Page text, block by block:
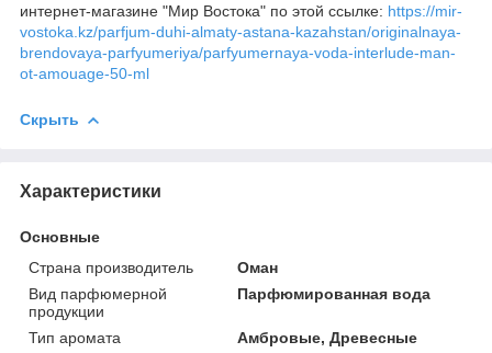
интернет-магазине "Мир Востока" по этой ссылке: https://mir-
vostoka.kz/parfjum-duhi-almaty-astana-kazahstan/originalnaya-
brendovaya-parfyumeriya/parfyumernaya-voda-interlude-man-
ot-amouage-50-ml
Скрыть
Характеристики
Основные
Страна производитель
Оман
Вид парфюмерной
продукции
Парфюмированная вода
Тип аромата
Амбровые, Древесные